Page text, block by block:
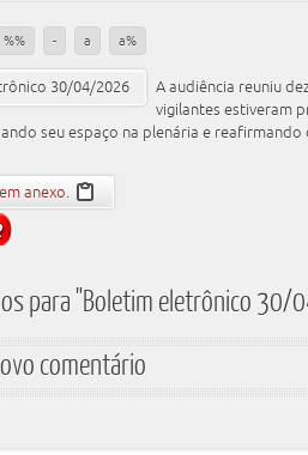
%% - a a%
A audiência reuniu
vigilantes estiveram
seu espaço na plenária e
anexo.
para "Boletim eletrônico
comentário